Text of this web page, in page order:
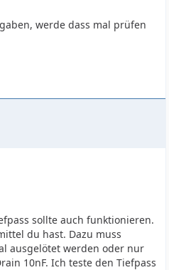
werde dass mal prüfen
sollte auch funktionieren.
du hast. Dazu muss
ausgelötet werden oder nur
10nF. Ich teste den Tiefpass